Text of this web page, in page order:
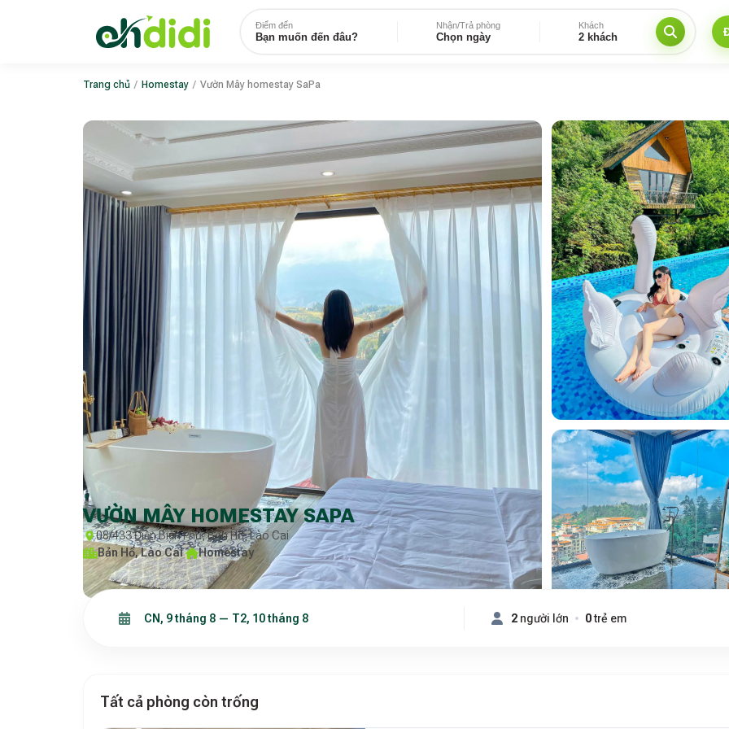
Điểm đến
Bạn muốn đến đâu?
Nhận/Trả phòng
Chọn ngày
Khách
2 khách
Trang chủ / Homestay / Vườn Mây homestay SaPa
VƯỜN MÂY HOMESTAY SAPA
08/433 Điện Biên Phủ, Bản Hồ, Lào Cai
Bản Hồ, Lào Cai· Homestay
2 người lớn 0trẻ em
Tất cả phòng còn trống